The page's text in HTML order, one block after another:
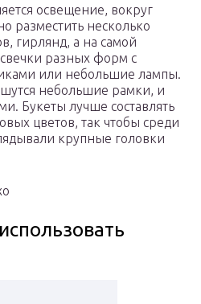
освещение, вокруг
разместить несколько
гирлянд, а на самой
разных форм с
или небольшие лампы.
небольшие рамки, и
Букеты лучше составлять
цветов, так чтобы среди
крупные головки